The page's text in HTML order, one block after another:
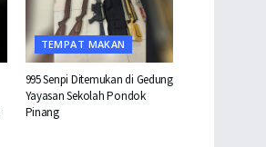
TEMPAT MAKAN
995 Senpi Ditemukan di Gedung
Yayasan Sekolah Pondok
Pinang